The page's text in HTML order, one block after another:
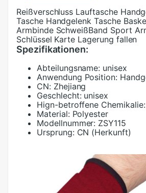
Reißverschluss Lauftasche
Tasche Handgelenk Tasche
Armbinde SchweißBand Sport
Schlüssel Karte Lagerung fallen
Spezifikationen:
Abteilungsname: unisex
Anwendung Position:
CN: Zhejiang
Geschlecht: unisex
Hign-betroffene Chemikalie:
Material: Polyester
Modellnummer: ZSY115
Ursprung: CN (Herkunft)